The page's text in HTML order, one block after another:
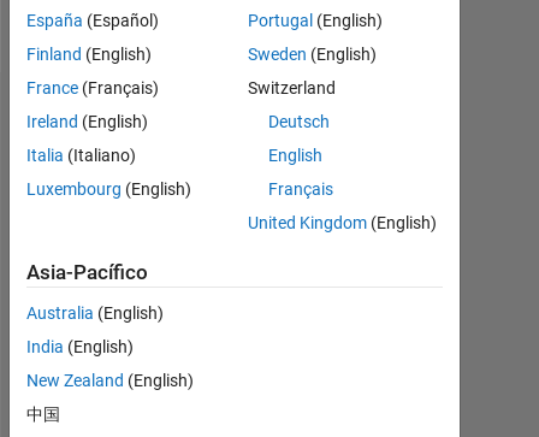
Follow
Panel de control
Estadística
CONTRIBUCIONES L
-2
-1
2
3
4
España (Español)
Finland (English)
France (Français)
Ireland (English)
Italia (Italiano)
Luxembourg (English)
Portugal (English)
Sweden (English)
Switzerland
Deutsch
English
Français
United Kingdom(English)
Asia-Pacífico
Australia (English)
India (English)
New Zealand (English)
中国